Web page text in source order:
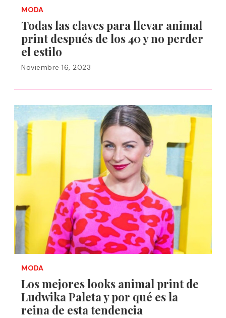
MODA
Todas las claves para llevar animal
print después de los 40 y no perder
el estilo
Noviembre 16, 2023
MODA
Los mejores looks animal print de
Ludwika Paleta y por qué es la
reina de esta tendencia